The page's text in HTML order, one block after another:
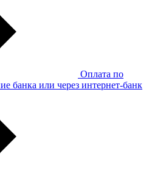
Оплата по
банка или через интернет-банк